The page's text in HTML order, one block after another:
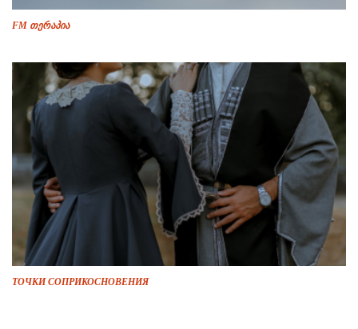
FM თერაპია
ТОЧКИ СОПРИКОСНОВЕНИЯ